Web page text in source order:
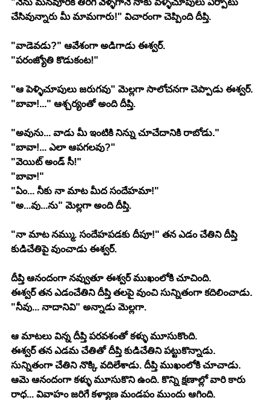
చేసివున్నారు మీ మామగారు!" విచారంగా చెప్పింది దీప్తి.
"వాడెవడు?" ఆవేశంగా అడిగాడు ఈశ్వర్.
"పరంజ్యోతి కొడుకంట!"
"ఆ పెళ్ళిచూపులు జరుగవు" మెల్లగా సాలోచనగా చెప్పాడు ఈశ్వర్.
"బావా!..." ఆశ్చర్యంతో అంది దీప్తి.
"అవును... వాడు మీ ఇంటికి నిన్ను చూచేదానికి రాబోడు."
"బావా!... ఎలా ఆపగలవు?"
"వెయిట్ అండ్ సీ!"
"బావా!"
"ఏం... నీకు నా మాట మీద సందేహమా!"
"అ...వు...ను" మెల్లగా అంది దీప్తి.
"నా మాట నమ్ము. సందేహపడకు దీపూ!" తన ఎడం చేతిని దీప్తి
కుడిచేతిపై వుంచాడు ఈశ్వర్.
దీప్తి ఆనందంగా నవ్వుతూ ఈశ్వర్ ముఖంలోకి చూచింది.
ఈశ్వర్ తన ఎడంచేతిని దీప్తి తలపై వుంచి సున్నితంగా కదిలించాడు.
"నీవు... నాదానివి" అన్నాడు మెల్లగా.
ఆ మాటలు విన్న దీప్తి పరవశంతో కళ్ళు మూసుకొంది.
ఈశ్వర్ తన ఎడమ చేతితో దీప్తి కుడిచేతిని పట్టుకొన్నాడు.
సున్నితంగా చేతిని నొక్కి వదిలేశాడు. దీప్తి ముఖంలోకి చూచాడు.
ఆమె ఆనందంగా కళ్ళు మూసుకొని ఉంది. కొన్ని క్షణాల్లో వారి కారు
రాధ... వివాహం జరిగే కళ్యాణ మండపం ముందు ఆగింది.